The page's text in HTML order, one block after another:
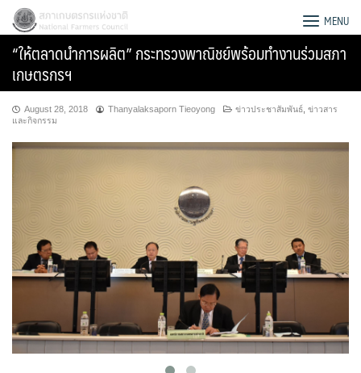
Skip
content
for:
สภาเกษตรกรแห่งชาติ MENU
“ให้ตลาดนำการผลิต” กระทรวงพาณิชย์พร้อมทำงานร่วมสภา
เกษตรกรฯ
August 28, 2018 Thanyalaksaporn Tieoyong ข่าวประชาสัมพันธ์ ข่าวสาร
และกิจกรรม